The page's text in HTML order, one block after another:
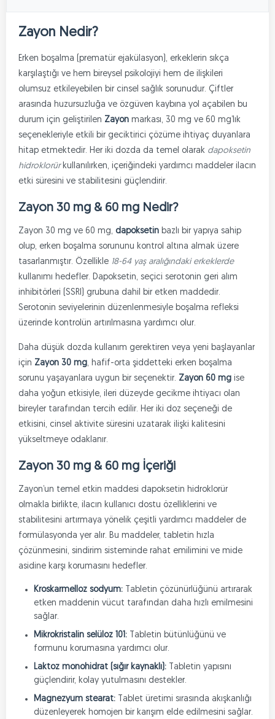
Zayon Nedir?
Erken boşalma (prematür ejakülasyon), erkeklerin sıkça
karşılaştığı ve hem bireysel psikolojiyi hem de ilişkileri
olumsuz etkileyebilen bir cinsel sağlık sorunudur. Çiftler
arasında huzursuzluğa ve özgüven kaybına yol açabilen bu
durum için geliştirilen Zayon markası, 30 mg ve 60 mg’lık
seçenekleriyle etkili bir geciktirici çözüme ihtiyaç duyanlara
hitap etmektedir. Her iki dozda da temel olarak dapoksetin
hidroklorürkullanılırken, içeriğindeki yardımcı maddeler ilacın
etki süresini ve stabilitesini güçlendirir.
Zayon 30 mg & 60 mg Nedir?
Zayon 30 mg ve 60 mg, dapoksetin bazlı bir yapıya sahip
olup, erken boşalma sorununu kontrol altına almak üzere
tasarlanmıştır. Özellikle 18-64 yaş aralığındaki erkeklerde
kullanımı hedefler. Dapoksetin, seçici serotonin geri alım
inhibitörleri (SSRI) grubuna dahil bir etken maddedir.
Serotonin seviyelerinin düzenlenmesiyle boşalma refleksi
üzerinde kontrolün artırılmasına yardımcı olur.
Daha düşük dozda kullanım gerektiren veya yeni başlayanlar
için Zayon 30 mg, hafif-orta şiddetteki erken boşalma
sorunu yaşayanlara uygun bir seçenektir. Zayon 60 mg ise
daha yoğun etkisiyle, ileri düzeyde gecikme ihtiyacı olan
bireyler tarafından tercih edilir. Her iki doz seçeneği de
etkisini, cinsel aktivite süresini uzatarak ilişki kalitesini
yükseltmeye odaklanır.
Zayon 30 mg & 60 mg İçeriği
Zayon’un temel etkin maddesi dapoksetin hidroklorür
olmakla birlikte, ilacın kullanıcı dostu özelliklerini ve
stabilitesini artırmaya yönelik çeşitli yardımcı maddeler de
formülasyonda yer alır. Bu maddeler, tabletin hızla
çözünmesini, sindirim sisteminde rahat emilimini ve mide
asidine karşı korumasını hedefler.
Kroskarmelloz sodyum: Tabletin çözünürlüğünü artırarak
etken maddenin vücut tarafından daha hızlı emilmesini
sağlar.
Mikrokristalin selüloz 101: Tabletin bütünlüğünü ve
formunu korumasına yardımcı olur.
Laktoz monohidrat (sığır kaynaklı): Tabletin yapısını
güçlendirir, kolay yutulmasını destekler.
Magnezyum stearat: Tablet üretimi sırasında akışkanlığı
düzenleyerek homojen bir karışım elde edilmesini sağlar.